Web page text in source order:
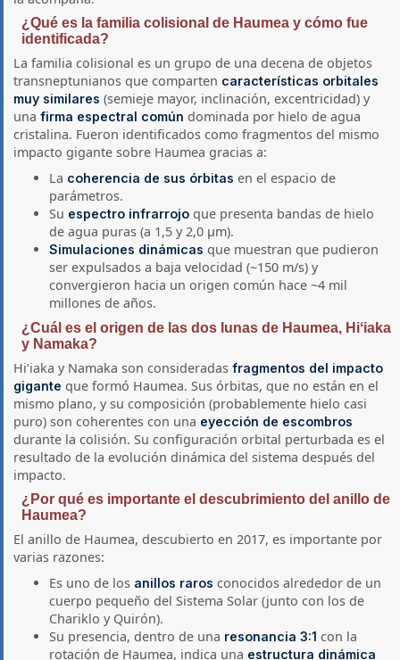
¿Qué es la familia colisional de Haumea y cómo fue
identificada?
La familia colisional es un grupo de una decena de objetos
transneptunianos que comparten características orbitales
muy similares (semieje mayor, inclinación, excentricidad) y
unafirma espectral común dominada por hielo de agua
cristalina. Fueron identificados como fragmentos del mismo
impacto gigante sobre Haumea gracias a:
La coherencia de sus órbitas en el espacio de
parámetros.
Su espectro infrarrojo que presenta bandas de hielo
de agua puras (a 1,5 y 2,0 µm).
Simulaciones dinámicas que muestran que pudieron
ser expulsados a baja velocidad (~150 m/s) y
convergieron hacia un origen común hace ~4 mil
millones de años.
¿Cuál es el origen de las dos lunas de Haumea, Hiʻiaka
y Namaka?
Hiʻiaka y Namaka son consideradasfragmentos del impacto
gigante que formó Haumea. Sus órbitas, que no están en el
mismo plano, y su composición (probablemente hielo casi
puro) son coherentes con una eyección de escombros
durante la colisión. Su configuración orbital perturbada es el
resultado de la evolución dinámica del sistema después del
impacto.
¿Por qué es importante el descubrimiento del anillo de
Haumea?
El anillo de Haumea, descubierto en 2017, es importante por
varias razones:
Es uno de los anillos raros conocidos alrededor de un
cuerpo pequeño del Sistema Solar (junto con los de
Chariklo y Quirón).
Su presencia, dentro de una resonancia 3:1 con la
rotación de Haumea, indica una estructura dinámica